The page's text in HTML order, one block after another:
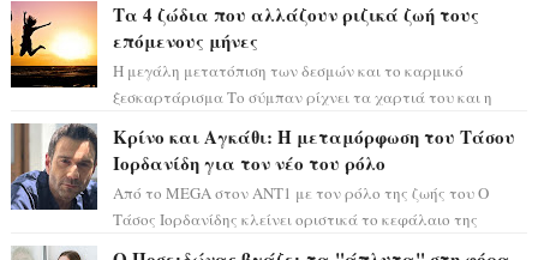
Τα 4 ζώδια που αλλάζουν ριζικά ζωή τους
επόμενους μήνες
Η μεγάλη μετατόπιση των δεσμών και το καρμικό
ξεσκαρτάρισμα Το σύμπαν ρίχνει τα χαρτιά του και η
Κρίνο και Αγκάθι: Η μεταμόρφωση του Τάσου
Ιορδανίδη για τον νέο του ρόλο
Από το MEGA στον ΑΝΤ1 με τον ρόλο της ζωής του Ο
Τάσος Ιορδανίδης κλείνει οριστικά το κεφάλαιο της